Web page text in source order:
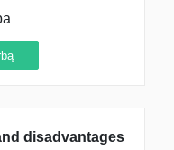
disadvantages